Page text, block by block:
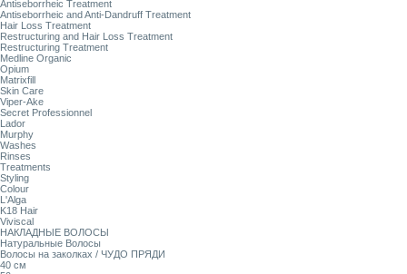
Antiseborrheic Treatment
Antiseborrheic and Anti-Dandruff Treatment
Hair Loss Treatment
Restructuring and Hair Loss Treatment
Restructuring Treatment
Medline Organic
Opium
Matrixfill
Skin Care
Viper-Ake
Secret Professionnel
Lador
Murphy
Washes
Rinses
Treatments
Styling
Colour
L'Alga
K18 Hair
Viviscal
НАКЛАДНЫЕ ВОЛОСЫ
Натуральные Волосы
Волосы на заколках / ЧУДО ПРЯДИ
40 см